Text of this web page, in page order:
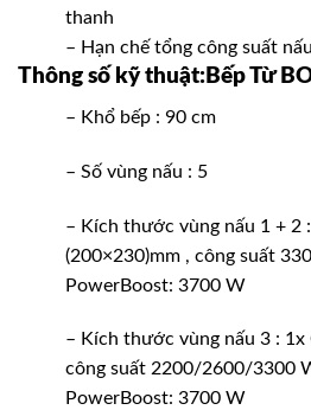
thanh
– Hạn chế tổng công suất
Thông số kỹ thuật:Bếp Từ
– Khổ bếp : 90 cm
– Số vùng nấu : 5
– Kích thước vùng nấu 1 + 2
(200×230)mm , công suất
PowerBoost: 3700 W
– Kích thước vùng nấu 3 :
công suất 2200/2600/3300
PowerBoost: 3700 W